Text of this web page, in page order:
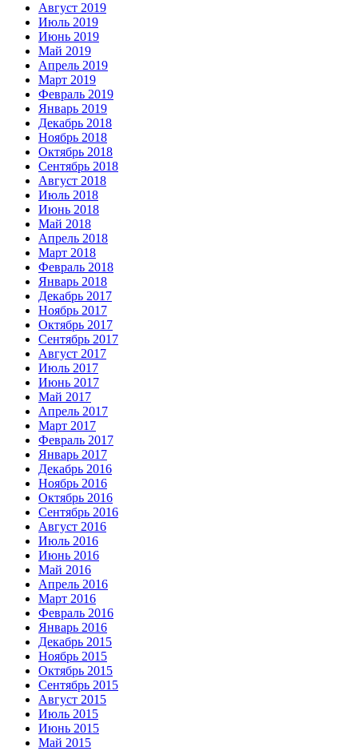
Август 2019
Июль 2019
Июнь 2019
Май 2019
Апрель 2019
Март 2019
Февраль 2019
Январь 2019
Декабрь 2018
Ноябрь 2018
Октябрь 2018
Сентябрь 2018
Август 2018
Июль 2018
Июнь 2018
Май 2018
Апрель 2018
Март 2018
Февраль 2018
Январь 2018
Декабрь 2017
Ноябрь 2017
Октябрь 2017
Сентябрь 2017
Август 2017
Июль 2017
Июнь 2017
Май 2017
Апрель 2017
Март 2017
Февраль 2017
Январь 2017
Декабрь 2016
Ноябрь 2016
Октябрь 2016
Сентябрь 2016
Август 2016
Июль 2016
Июнь 2016
Май 2016
Апрель 2016
Март 2016
Февраль 2016
Январь 2016
Декабрь 2015
Ноябрь 2015
Октябрь 2015
Сентябрь 2015
Август 2015
Июль 2015
Июнь 2015
Май 2015